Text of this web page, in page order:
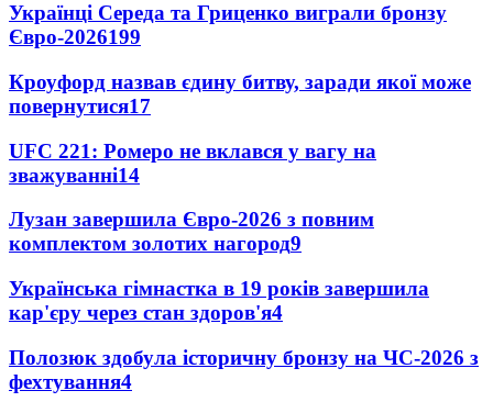
Українці Середа та Гриценко виграли бронзу
Євро-2026199
Кроуфорд назвав єдину битву, заради якої може
повернутися17
UFC 221: Ромеро не вклався у вагу на
зважуванні14
Лузан завершила Євро-2026 з повним
комплектом золотих нагород9
Українська гімнастка в 19 років завершила
кар'єру через стан здоров'я4
Полозюк здобула історичну бронзу на ЧС-2026 з
фехтування4